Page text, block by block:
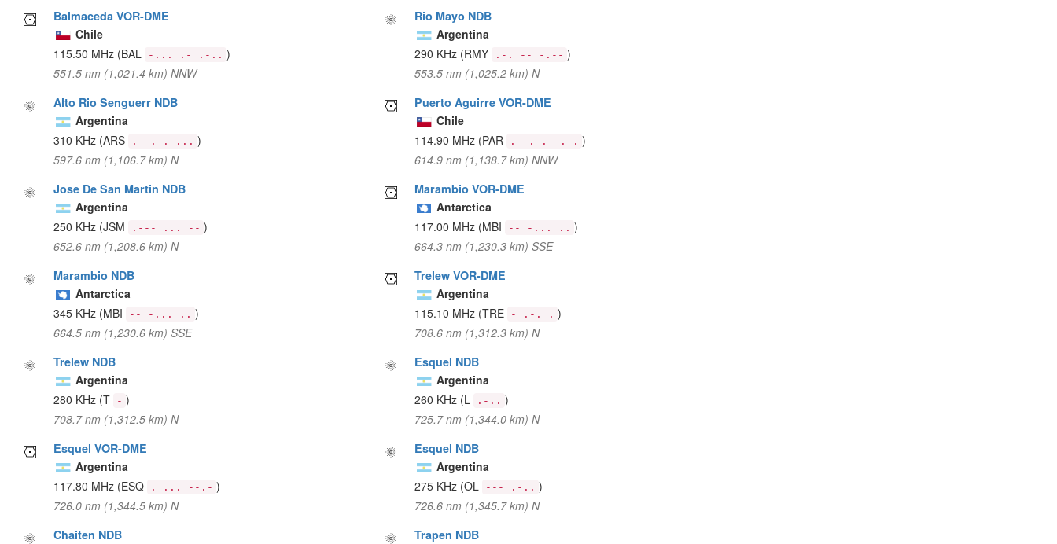
Balmaceda VOR-DME
Chile
115.50 MHz (BAL -... .- .-.. )
551.5 nm (1,021.4 km) NNW
Rio Mayo NDB
Argentina
290 KHz (RMY .-. -- -.-- )
553.5 nm (1,025.2 km) N
Alto Rio Senguerr NDB
Argentina
310 KHz (ARS .- .-. ... )
597.6 nm (1,106.7 km) N
Puerto Aguirre VOR-DME
Chile
114.90 MHz (PAR .--. .- .-. )
614.9 nm (1,138.7 km) NNW
Jose De San Martin NDB
Argentina
250 KHz (JSM .--- ... -- )
652.6 nm (1,208.6 km) N
Marambio VOR-DME
Antarctica
117.00 MHz (MBI -- -... .. )
664.3 nm (1,230.3 km) SSE
Marambio NDB
Antarctica
345 KHz (MBI -- -... .. )
664.5 nm (1,230.6 km) SSE
Trelew VOR-DME
Argentina
115.10 MHz (TRE - .-. . )
708.6 nm (1,312.3 km) N
Trelew NDB
Argentina
280 KHz (T - )
708.7 nm (1,312.5 km) N
Esquel NDB
Argentina
260 KHz (L .-.. )
725.7 nm (1,344.0 km) N
Esquel VOR-DME
Argentina
117.80 MHz (ESQ . ... --.- )
726.0 nm (1,344.5 km) N
Esquel NDB
Argentina
275 KHz (OL --- .-.. )
726.6 nm (1,345.7 km) N
Chaiten NDB
Trapen NDB